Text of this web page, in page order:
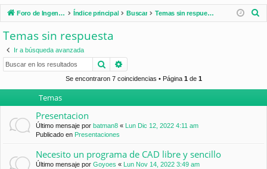
ac
es
rá
pi
os
nt
ifi
ist
ra
Foro de Ingenieria Civil & Arquitectura Índice principal Buscar Temas sin respuesta
Temas sin respuesta
Ir a búsqueda avanzada
Buscar
Se encontraron 7 coincidencias • Página 1de 1
Temas
Presentacion
Último mensaje por batman8 «
Lun Dic 12, 2022 4:11 am
Publicado en Presentaciones
Necesito un programa de CAD libre y sencillo
Último mensaje por Goyoes «
Lun Nov 14, 2022 3:49 am